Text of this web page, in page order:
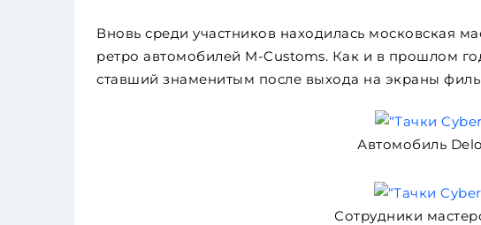
Вновь среди участников находилась московская
ретро автомобилей M-Customs. Как и в прошлом
ставший знаменитым после выхода на экраны
Автомобиль
Сотрудники